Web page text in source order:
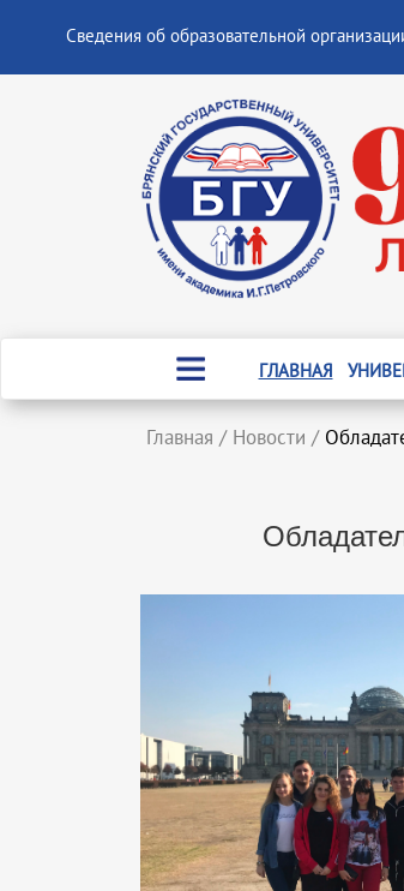
Сведения об образовательной
ГЛАВНАЯ
Главная / Новости /